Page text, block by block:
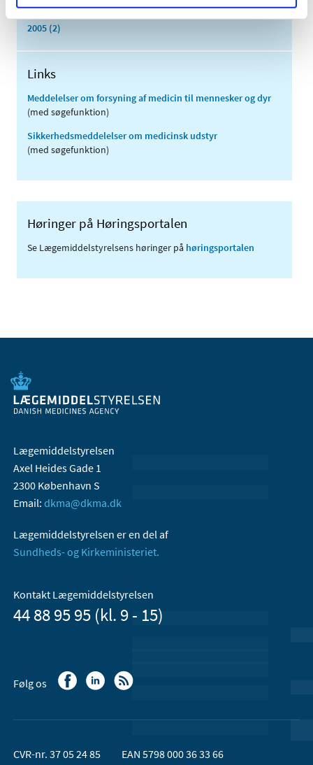
2006 (9)
2005 (2)
Links
Meddelelser om forsyning af medicin til mennesker og dyr
(med søgefunktion)
Sikkerhedsmeddelelser om medicinsk udstyr
(med søgefunktion)
Høringer på Høringsportalen
Se Lægemiddelstyrelsens høringer på høringsportalen
Lægemiddelstyrelsen
Axel Heides Gade 1
2300 København S
Email: dkma@dkma.dk
Lægemiddelstyrelsen er en del af
Sundheds- og Kirkeministeriet.
Kontakt Lægemiddelstyrelsen
44 88 95 95 (kl. 9 - 15)
Følg os
CVR-nr. 37 05 24 85 EAN 5798 000 36 33 66